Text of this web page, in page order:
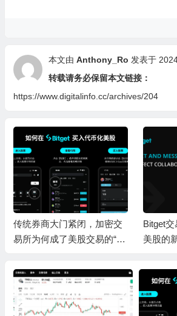
本文由 Anthony_Ro 发表于
转载请务必保留本文链接：
https://www.digitalinfo.cc/archives/204
传统券商大门紧闭，加密交
易所为何成了美股交易的“新
Bitget
美股的